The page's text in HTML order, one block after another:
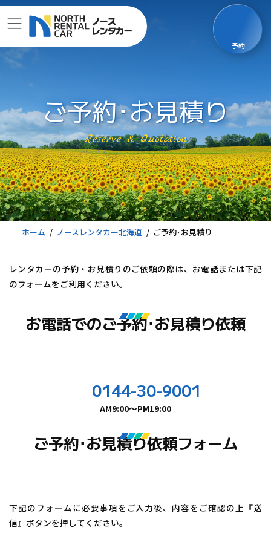
コ
ン
ン
キ
ッ
プ
ナ
ビ
ー
に
移
動
ご予約･お見積り
Reserve & Quotation
ホーム ノースレンタカー北海道 ご予約･お見積り
レンタカーの予約・お見積りのご依頼の際は、お電話または下記
のフォームをご利用ください。
お電話でのご予約･お見積り依頼
0144-30-9001
AM9:00～PM19:00
ご予約･お見積り依頼フォーム
下記のフォームに必要事項をご入力後、内容をご確認の上『送
信』ボタンを押してください。
予約